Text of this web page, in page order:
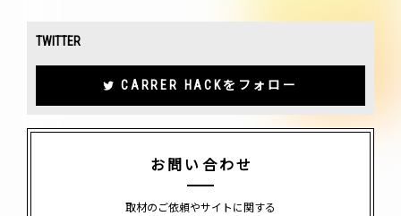
TWITTER
CARRER HACKをフォロー
お問い合わせ
取材のご依頼やサイトに関する